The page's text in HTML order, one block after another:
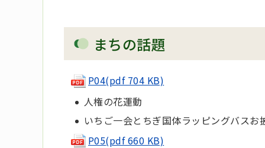
まちの話題
P04(pdf 704 KB)
人権の花運動
いちご一会とちぎ国体ラッピングバスお
P05(pdf 660 KB)